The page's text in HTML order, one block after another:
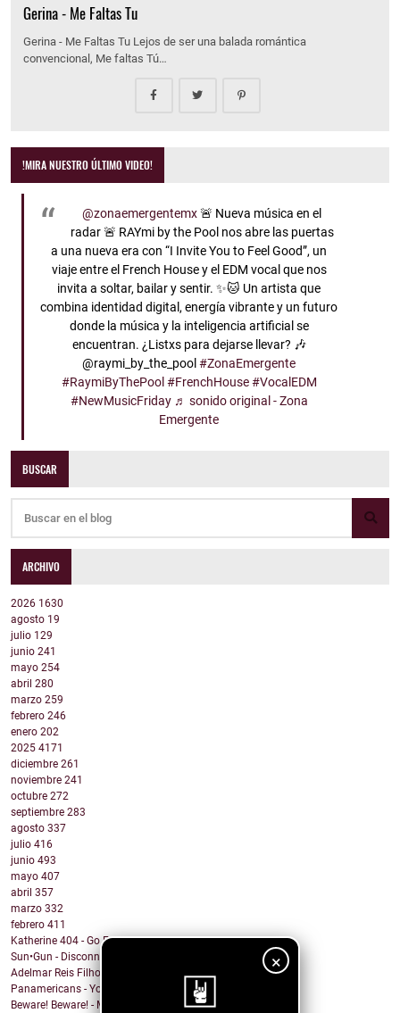
×
Gerina - Me Faltas Tu
Gerina - Me Faltas Tu Lejos de ser una balada romántica
convencional, Me faltas Tú…
!MIRA NUESTRO ÚLTIMO VIDEO!
@zonaemergentemx🚨 Nueva música en el
radar 🚨 RAYmi by the Pool nos abre las puertas
a una nueva era con “I Invite You to Feel Good”, un
viaje entre el French House y el EDM vocal que nos
invita a soltar, bailar y sentir. ✨🐱 Un artista que
combina identidad digital, energía vibrante y un futuro
donde la música y la inteligencia artificial se
encuentran. ¿Listxs para dejarse llevar? 🎶
@raymi_by_the_pool #ZonaEmergente
#RaymiByThePool #FrenchHouse #VocalEDM
#NewMusicFriday ♬ sonido original - Zona
Emergente
BUSCAR
ARCHIVO
2026 1630
agosto 19
julio 129
junio 241
mayo 254
abril 280
marzo 259
febrero 246
enero 202
2025 4171
diciembre 261
noviembre 241
octubre 272
septiembre 283
agosto 337
julio 416
junio 493
mayo 407
abril 357
marzo 332
febrero 411
Katherine 404 - Go Fabulous!
Sun•Gun - Disconnect
Adelmar Reis Filho - Sábado
Panamericans - You better Mov
Beware! Beware! - My Honey